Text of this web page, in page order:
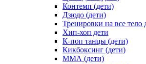
Контемп (дети)
Дзюдо (дети)
Тренировки на все тело
Хип-хоп дети
К-поп танцы (дети)
Кикбоксинг (дети)
ММА (дети)